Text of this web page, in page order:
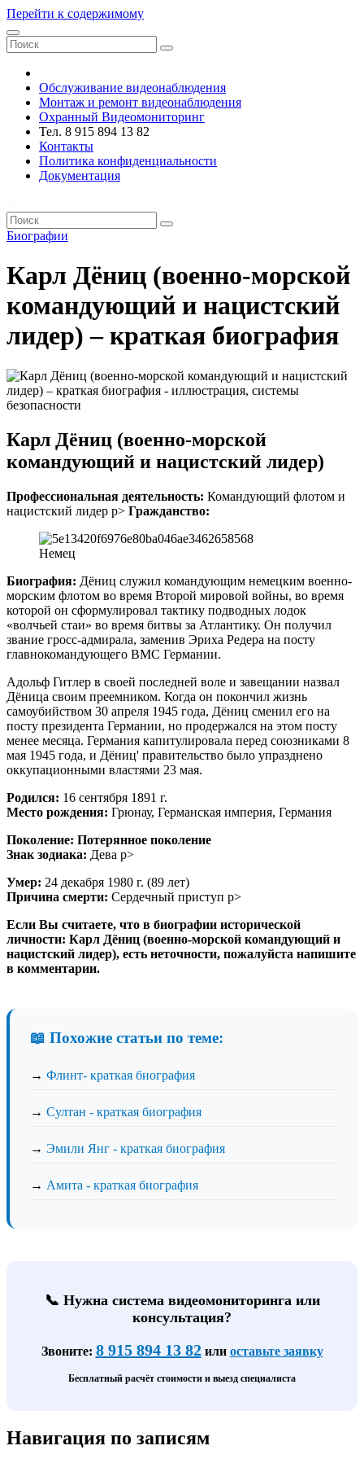
Перейти к содержимому
Обслуживание видеонаблюдения
Монтаж и ремонт видеонаблюдения
Охранный Видеомониторинг
Тел. 8 915 894 13 82
Контакты
Политика конфиденциальности
Документация
Биографии
Карл Дёниц (военно-морской
командующий и нацистский
лидер) – краткая биография
Карл Дёниц (военно-морской
командующий и нацистский лидер)
Профессиональная деятельность: Командующий флотом и
нацистский лидер p> Гражданство:
Немец
Биография: Дёниц служил командующим немецким военно-
морским флотом во время Второй мировой войны, во время
которой он сформулировал тактику подводных лодок
«волчьей стаи» во время битвы за Атлантику. Он получил
звание гросс-адмирала, заменив Эриха Редера на посту
главнокомандующего ВМС Германии.
Адольф Гитлер в своей последней воле и завещании назвал
Дёница своим преемником. Когда он покончил жизнь
самоубийством 30 апреля 1945 года, Дёниц сменил его на
посту президента Германии, но продержался на этом посту
менее месяца. Германия капитулировала перед союзниками 8
мая 1945 года, и Дёниц' правительство было упразднено
оккупационными властями 23 мая.
Родился: 16 сентября 1891 г.
Место рождения: Грюнау, Германская империя, Германия
Поколение: Потерянное поколение
Знак зодиака: Дева p>
Умер: 24 декабря 1980 г. (89 лет)
Причина смерти: Сердечный приступ р>
Если Вы считаете, что в биографии исторической
личности: Карл Дёниц (военно-морской командующий и
нацистский лидер), есть неточности, пожалуйста напишите
в комментарии.
📖 Похожие статьи по теме:
→ Флинт- краткая биография
→ Султан - краткая биография
→ Эмили Янг - краткая биография
→ Амита - краткая биография
📞 Нужна система видеомониторинга или
консультация?
Звоните: 8 915 894 13 82или оставьте заявку
Бесплатный расчёт стоимости и выезд специалиста
Навигация по записям